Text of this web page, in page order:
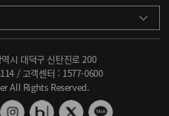
시 대덕구 신탄진로 200
/ 고객센터 : 1577-0600
All Rights Reserved.